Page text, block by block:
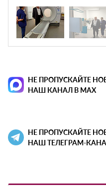
НЕ ПРОПУСКАЙТЕ
НАШ КАНАЛ В MAX
НЕ ПРОПУСКАЙТЕ
НАШ ТЕЛЕГРАМ-